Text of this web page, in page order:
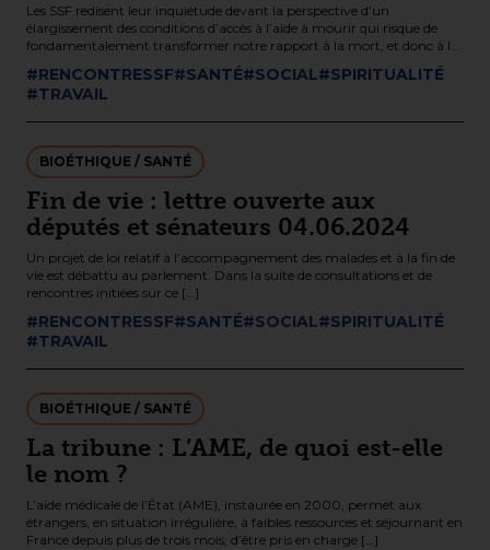
Les SSF redisent leur inquiétude devant la perspective d’un
élargissement des conditions d’accès à l’aide à mourir qui risque de
fondamentalement transformer notre rapport à la mort, et donc à la
vie, notamment pour les personnes en situations de vulnérabilité.
#RENCONTRESSF#SANTÉ#SOCIAL#SPIRITUALITÉ
#TRAVAIL
BIOÉTHIQUE / SANTÉ
Fin de vie : lettre ouverte aux
députés et sénateurs 04.06.2024
Un projet de loi relatif à l’accompagnement des malades et à la fin de
vie est débattu au parlement. Dans la suite de consultations et de
rencontres initiées sur ce […]
#RENCONTRESSF#SANTÉ#SOCIAL#SPIRITUALITÉ
#TRAVAIL
BIOÉTHIQUE / SANTÉ
La tribune : L’AME, de quoi est-elle
le nom ?
L’aide médicale de l’État (AME), instaurée en 2000, permet aux
étrangers, en situation irrégulière, à faibles ressources et séjournant en
France depuis plus de trois mois, d’être pris en charge […]